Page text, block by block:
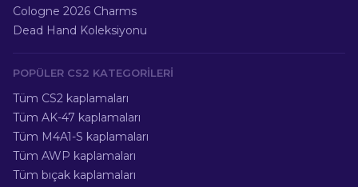
Cologne 2026 Charms
Dead Hand Koleksiyonu
POPÜLER CS2 KATEGORILERI
Tüm CS2 kaplamaları
Tüm AK-47 kaplamaları
Tüm M4A1-S kaplamaları
Tüm AWP kaplamaları
Tüm bıçak kaplamaları